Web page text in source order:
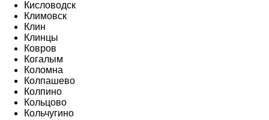
Кисловодск
Климовск
Клин
Клинцы
Ковров
Когалым
Коломна
Колпашево
Колпино
Кольцово
Кольчугино